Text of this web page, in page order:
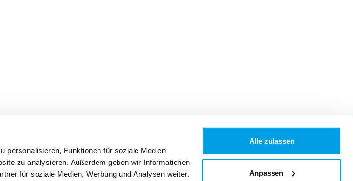
personalisieren, Funktionen für soziale Medien
zu analysieren. Außerdem geben wir Informationen
für soziale Medien, Werbung und Analysen weiter.
Alle zulassen
Anpassen